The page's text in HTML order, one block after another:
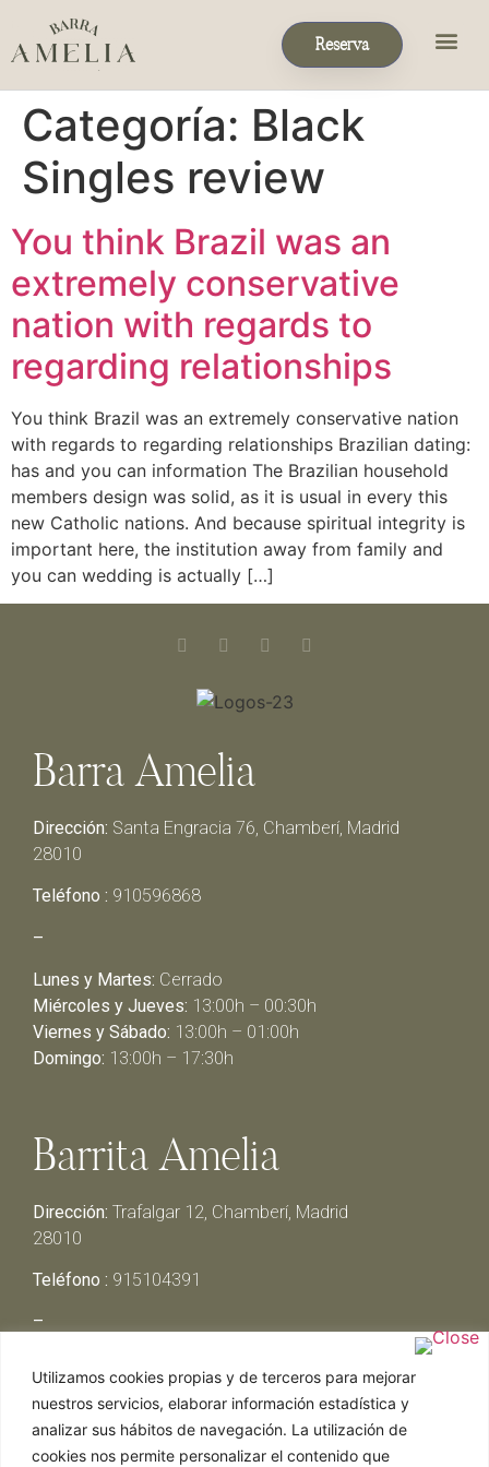
Utilizamos cookies propias y de terceros para mejorar
nuestros servicios, elaborar información estadística y
analizar sus hábitos de navegación. La utilización de
cookies nos permite personalizar el contenido que
Reserva
Categoría: Black
Singles review
You think Brazil was an
extremely conservative
nation with regards to
regarding relationships
You think Brazil was an extremely conservative nation
with regards to regarding relationships Brazilian dating:
has and you can information The Brazilian household
members design was solid, as it is usual in every this
new Catholic nations. And because spiritual integrity is
important here, the institution away from family and
you can wedding is actually […]
Barra Amelia
Dirección: Santa Engracia 76, Chamberí, Madrid
28010
Teléfono : 910596868
–
Lunes y Martes: Cerrado
Miércoles y Jueves: 13:00h – 00:30h
Viernes y Sábado: 13:00h – 01:00h
Domingo: 13:00h – 17:30h
Barrita Amelia
Dirección: Trafalgar 12, Chamberí, Madrid
28010
Teléfono : 915104391
–
Miércoles y Jueves:13:00h – 00:30h
Viernes y Sábado: 13:00h – 01:00h
Domingo:13:00h – 17:30h